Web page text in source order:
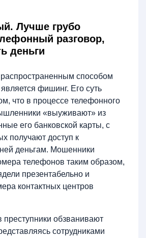
Лучше грубо
разговор,
деньги
способом
фишинг. Его суть
что в процессе телефонного
«выуживают» из
его банковской карты, с
получают доступ к
деньгам. Мошенники
телефонов таким образом,
презентабельно и
контактных центров
преступники обзванивают
сотрудниками